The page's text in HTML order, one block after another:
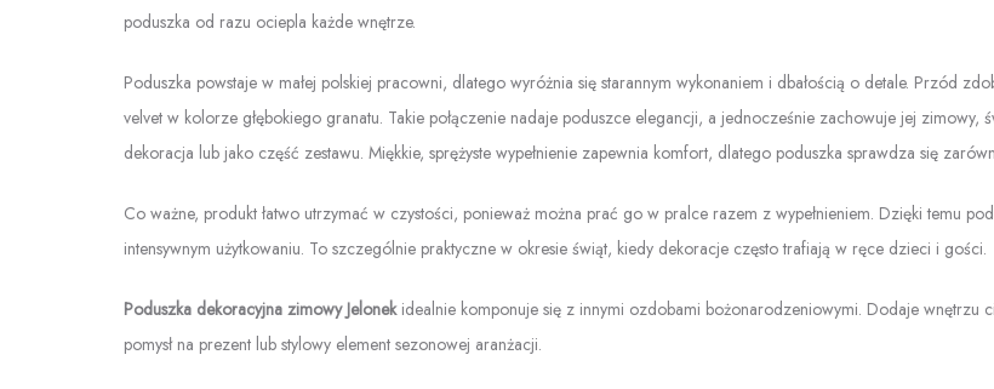
poduszka od razu ociepla każde wnętrze.
Poduszka powstaje w małej polskiej pracowni, dlatego wyróżnia się starannym wykonaniem i dbałością o detale. Przód
velvet w kolorze głębokiego granatu. Takie połączenie nadaje poduszce elegancji, a jednocześnie zachowuje jej zimowy,
dekoracja lub jako część zestawu. Miękkie, sprężyste wypełnienie zapewnia komfort, dlatego poduszka sprawdza się
Co ważne, produkt łatwo utrzymać w czystości, ponieważ można prać go w pralce razem z wypełnieniem. Dzięki temu
intensywnym użytkowaniu. To szczególnie praktyczne w okresie świąt, kiedy dekoracje często trafiają w ręce dzieci i gości.
Poduszka dekoracyjna zimowy Jelonekidealnie komponuje się z innymi ozdobami bożonarodzeniowymi. Dodaje wnętrzu
pomysł na prezent lub stylowy element sezonowej aranżacji.